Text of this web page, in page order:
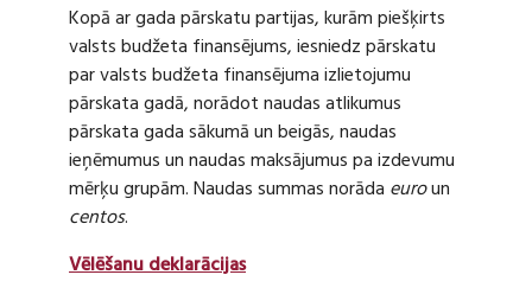
Kopā ar gada pārskatu partijas, kurām piešķirts
valsts budžeta finansējums, iesniedz pārskatu
par valsts budžeta finansējuma izlietojumu
pārskata gadā, norādot naudas atlikumus
pārskata gada sākumā un beigās, naudas
ieņēmumus un naudas maksājumus pa izdevumu
mērķu grupām. Naudas summas norāda euroun
centos.
Vēlēšanu deklarācijas